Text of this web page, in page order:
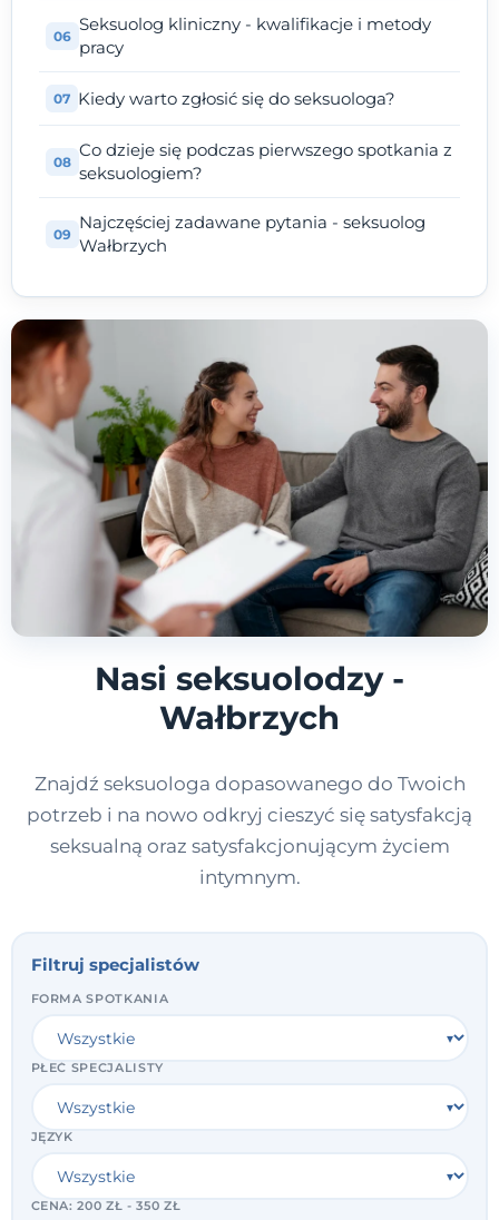
Seksuolog kliniczny - kwalifikacje i metody
pracy
Kiedy warto zgłosić się do seksuologa?
Co dzieje się podczas pierwszego spotkania z
seksuologiem?
Najczęściej zadawane pytania - seksuolog
Wałbrzych
Nasi seksuolodzy -
Wałbrzych
Znajdź seksuologa dopasowanego do Twoich
potrzeb i na nowo odkryj cieszyć się satysfakcją
seksualną oraz satysfakcjonującym życiem
intymnym.
Filtruj specjalistów
FORMA SPOTKANIA
PŁEĆ SPECJALISTY
JĘZYK
CENA:200 ZŁ - 350 ZŁ